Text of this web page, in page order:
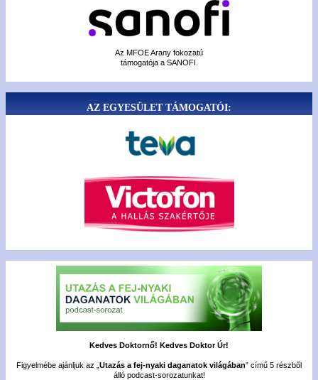
Az MFOE Arany fokozatú
támogatója a SANOFI.
AZ EGYESÜLET TÁMOGATÓI:
Kedves Doktornő! Kedves Doktor Úr!
Figyelmébe ajánljuk az „ Utazás a fej-nyaki daganatok világában” című 5 részből
álló podcast-sorozatunkat!